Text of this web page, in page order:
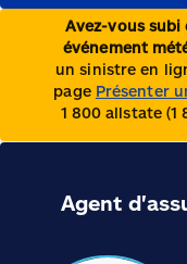
Avez-vous subi
événement
un sinistre en
page Présenter
1 800 allstate (1
Agent